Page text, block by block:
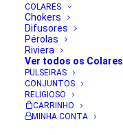
COLARES
Chokers
Difusores
Pérolas
Riviera
Ver todos os Colares
PULSEIRAS
CONJUNTOS
RELIGIOSO
CARRINHO
MINHA CONTA